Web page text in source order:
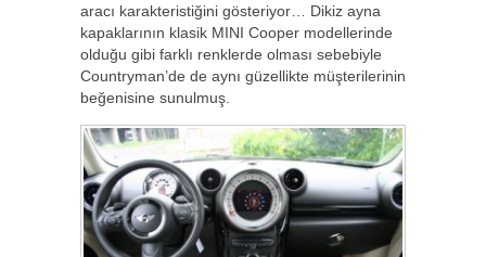
aracı karakteristiğini gösteriyor… Dikiz ayna
kapaklarının klasik MINI Cooper modellerinde
olduğu gibi farklı renklerde olması sebebiyle
Countryman’de de aynı güzellikte müşterilerinin
beğenisine sunulmuş.